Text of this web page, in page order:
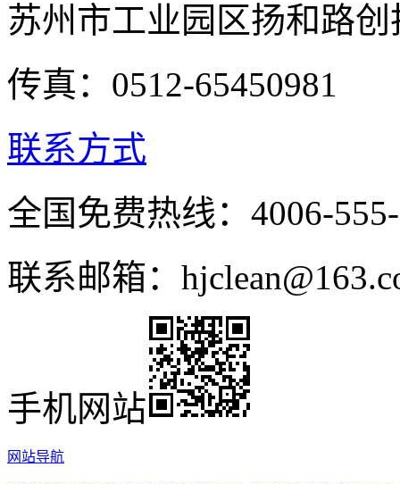
苏州市工业园区扬和路
传真：0512-65450981
联系方式
全国免费热线：4006-
联系邮箱：
手机网站
网站导航